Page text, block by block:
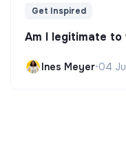
Get Inspired
Am I legitimate
Ines Meyer•04